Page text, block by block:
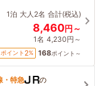
1泊 大人2名 合計(税込)
8,460円～
1名 4,230円～
ポイント 2% 168ポイント～
・特急
の